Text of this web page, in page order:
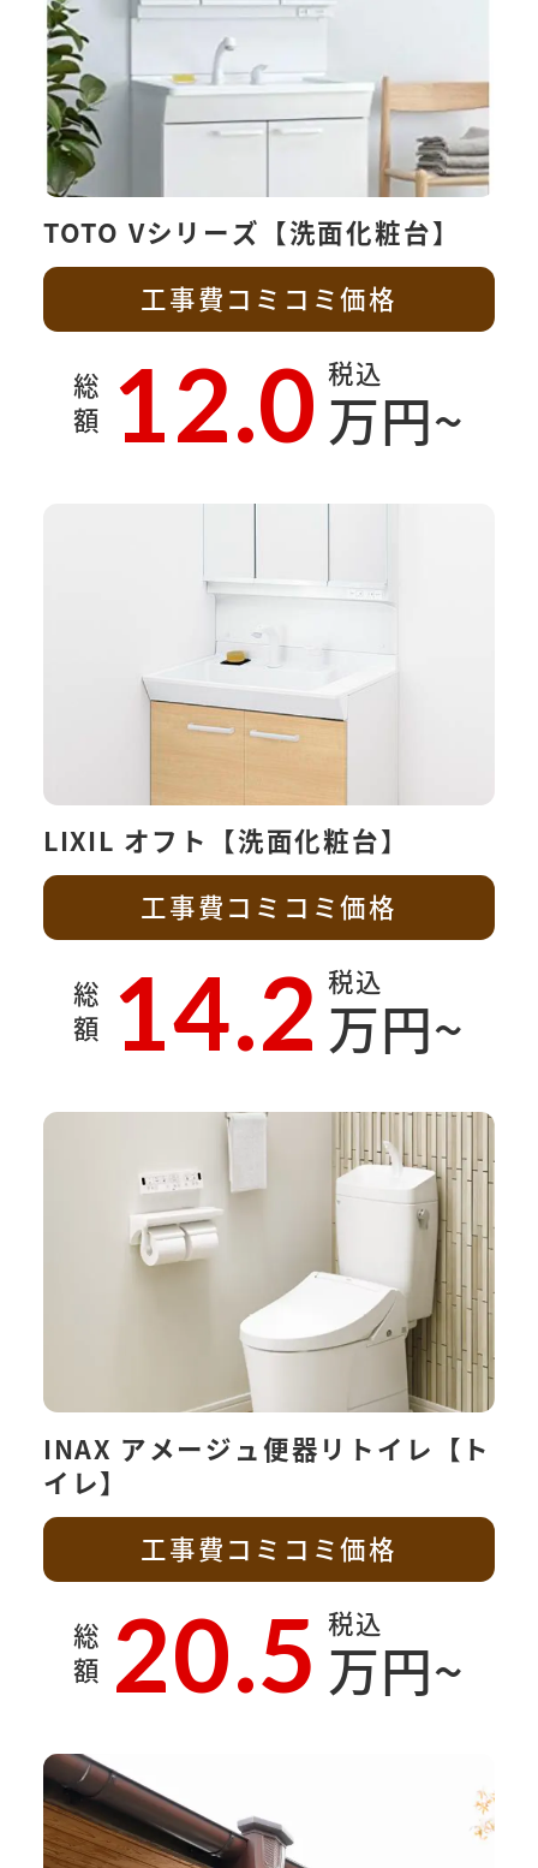
TOTO Vシリーズ【洗面化粧台】
工事費コミコミ価格
総
額 12.0 税込
万円~
LIXIL オフト【洗面化粧台】
工事費コミコミ価格
総
額 14.2 税込
万円~
INAX アメージュ便器リトイレ【ト
イレ】
工事費コミコミ価格
総
額 20.5 税込
万円~